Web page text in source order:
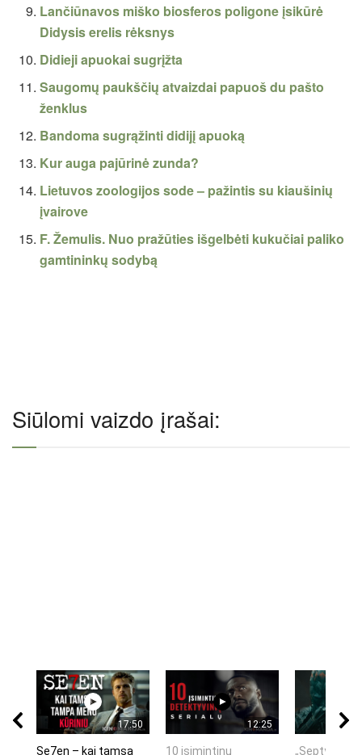
Lančiūnavos miško biosferos poligone įsikūrė
Didysis erelis rėksnys
Didieji apuokai sugrįžta
Saugomų paukščių atvaizdai papuoš du pašto
ženklus
Bandoma sugrąžinti didijį apuoką
Kur auga pajūrinė zunda?
Lietuvos zoologijos sode – pažintis su kiaušinių
įvairove
F. Žemulis. Nuo pražūties išgelbėti kukučiai paliko
gamtininkų sodybą
Siūlomi vaizdo įrašai:
17:50
Se7en – kai tamsa
12:25
10 įsimintinų „Septynių